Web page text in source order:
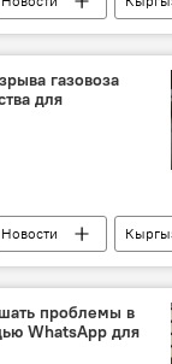
пожар
Boeing 747 в Дача
газовоза
для
Новости
газовоза по улице
КР
проблемы в
WhatsApp для